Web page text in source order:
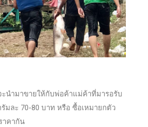
ะนำมาขายให้กับพ่อค้าแม่ค้าที่มารอรับ
มละ 70-80 บาท หรือ ซื้อเหมายกตัว
าคากัน